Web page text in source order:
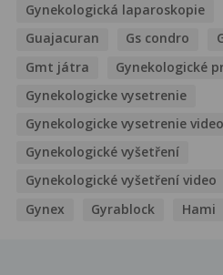
Gynekologická laparoskopie
Guajacuran
Gs condro
Gmt játra
Gynekologické
Gynekologicke vysetrenie
Gynekologicke vysetrenie video
Gynekologické vyšetření
Gynekologické vyšetření video
Gynex
Gyrablock Hami